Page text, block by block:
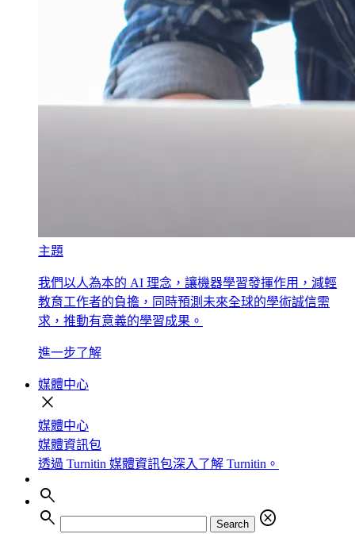
主題
我們以人為本的 AI 理念，讓機器學習發揮作用，減輕
教育工作者的負擔，同時預測未來全球的學術誠信需
求，推動有意義的學習成果。
進一步了解
媒體中心
close
媒體中心
媒體資訊包
透過 Turnitin 媒體資訊包深入了解 Turnitin。
search
search
Search
cancel